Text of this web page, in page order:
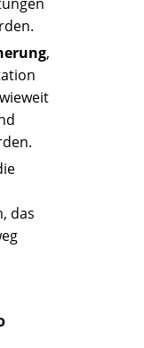
,
das